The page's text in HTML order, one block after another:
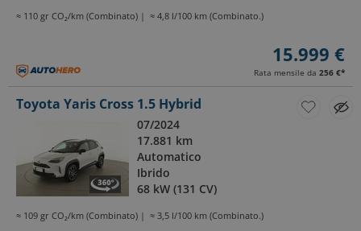
≈ 110 gr CO₂/km (Combinato) ≈ 4,8 l/100 km (Combinato.)
15.999 €
Rata mensile da 256 €*
Toyota Yaris Cross 1.5 Hybrid
07/2024
17.881 km
Automatico
Ibrido
68 kW (131 CV)
≈ 109 gr CO₂/km (Combinato) ≈ 3,5 l/100 km (Combinato.)